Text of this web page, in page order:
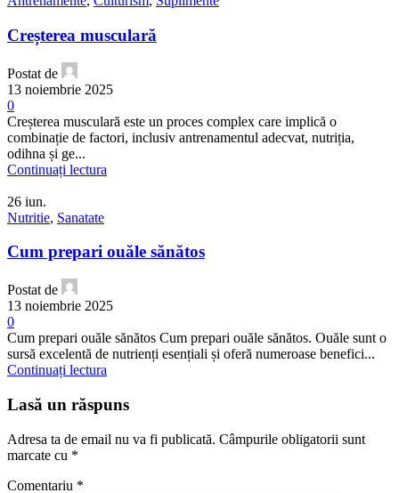
Creșterea musculară
Postat de
13 noiembrie 2025
0
Creșterea musculară este un proces complex care implică o
combinație de factori, inclusiv antrenamentul adecvat, nutriția,
odihna și ge...
Continuați lectura
26 iun.
Nutritie, Sanatate
Cum prepari ouăle sănătos
Postat de
13 noiembrie 2025
0
Cum prepari ouăle sănătos Cum prepari ouăle sănătos. Ouăle sunt o
sursă excelentă de nutrienți esențiali și oferă numeroase benefici...
Continuați lectura
Lasă un răspuns
Adresa ta de email nu va fi publicată. Câmpurile obligatorii sunt
marcate cu *
Comentariu *